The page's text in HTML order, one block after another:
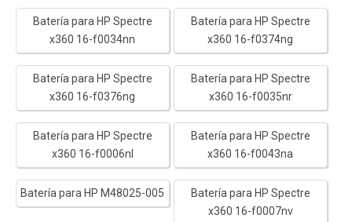
Batería para HP Spectre
x360 16-f0034nn
Batería para HP Spectre
x360 16-f0374ng
Batería para HP Spectre
x360 16-f0376ng
Batería para HP Spectre
x360 16-f0035nr
Batería para HP Spectre
x360 16-f0006nl
Batería para HP Spectre
x360 16-f0043na
Batería para HP M48025-005
Batería para HP Spectre
x360 16-f0007nv